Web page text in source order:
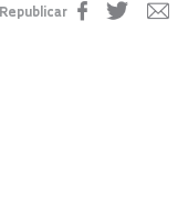
Republicar